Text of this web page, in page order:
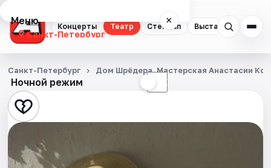
Концерты Театр Стендап Выставки
Меню ×
Санкт-Петербург
Концерты
Театр
Стендап
Выставки
Ночной режим ☾
Санкт-Петербург Дом Шрёдера. Мастерская Анастасии